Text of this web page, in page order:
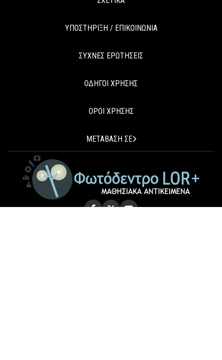
ΥΠΟΣΤΗΡΙΞΗ / ΕΠΙΚΟΙΝΩΝΙΑ
ΣΥΧΝΕΣ ΕΡΩΤΗΣΕΙΣ
ΟΔΗΓΟΙ ΧΡΗΣΗΣ
ΟΡΟΙ ΧΡΗΣΗΣ
ΜΕΤΑΒΑΣΗ ΣΕ